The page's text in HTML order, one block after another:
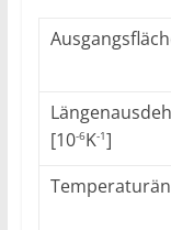
[10-6K-1]